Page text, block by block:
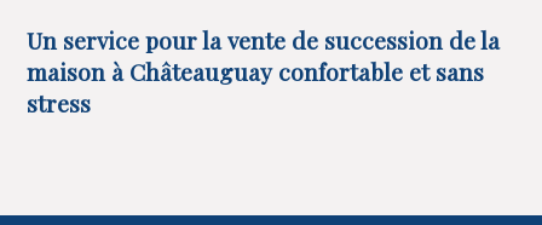
Un service pour la vente de succession de la
maison à Châteauguay confortable et sans
stress